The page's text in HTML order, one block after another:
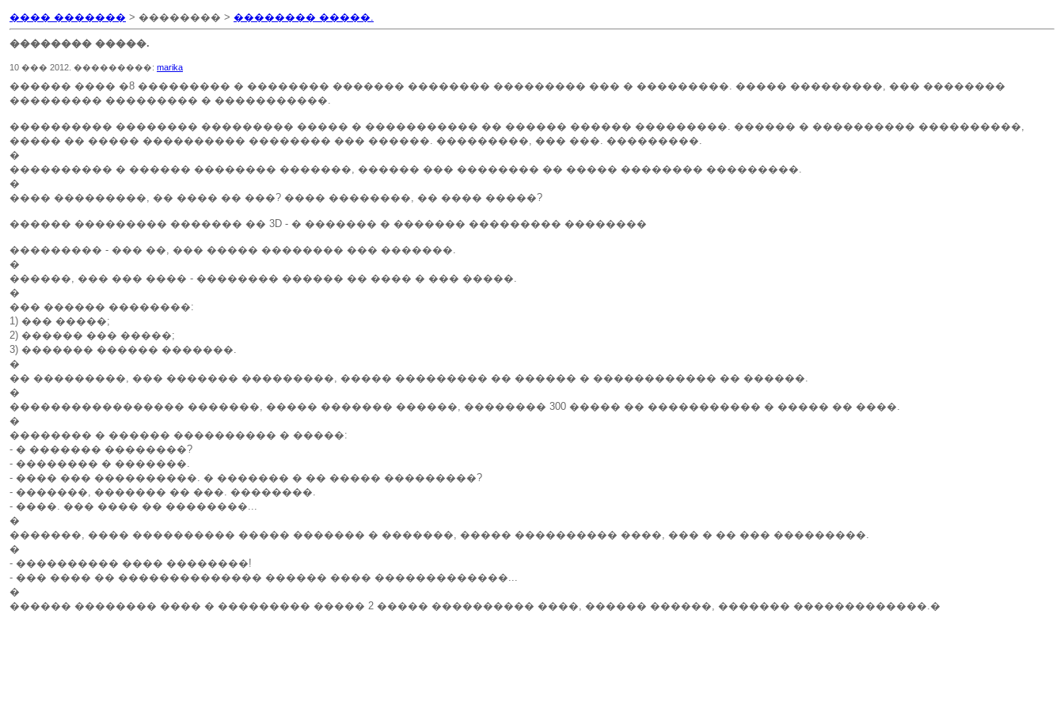
���� ������� > �������� > �������� �����.
�������� �����.
10 ��� 2012. ���������: marika
������ ���� �8 ��������� � �������� ������� �������� ��������� ��� � ���������. ����� ���������, ��� ��������
��������� ��������� � �����������.
���������� �������� ��������� ����� � ����������� �� ������ ������ ���������. ������ � ���������� ����������,
����� �� ����� ���������� �������� ��� ������. ���������, ��� ���. ���������.
�
���������� � ������ �������� �������, ������ ��� �������� �� ����� �������� ���������.
�
���� ���������, �� ���� �� ���? ���� ��������, �� ���� �����?
������ ��������� ������� �� 3D - � ������� � ������� ��������� ��������
��������� - ��� ��, ��� ����� �������� ��� �������.
�
������, ��� ��� ���� - �������� ������ �� ���� � ��� �����.
�
��� ������ ��������:
1) ��� �����;
2) ������ ��� �����;
3) ������� ������ �������.
�
�� ���������, ��� ������� ���������, ����� ��������� �� ������ � ������������ �� ������.
�
����������������� �������, ����� ������� ������, �������� 300 ����� �� ����������� � ����� �� ����.
�
�������� � ������ ���������� � �����:
- � ������� ��������?
- �������� � �������.
- ���� ��� ����������. � ������� � �� ����� ���������?
- �������, ������� �� ���. ��������.
- ����. ��� ���� �� ��������...
�
�������, ���� ���������� ����� ������� � �������, ����� ���������� ����, ��� � �� ��� ���������.
�
- ���������� ���� ��������!
- ��� ���� �� �������������� ������ ���� �������������...
�
������ �������� ���� � ��������� ����� 2 ����� ���������� ����, ������ ������, ������� �������������.�